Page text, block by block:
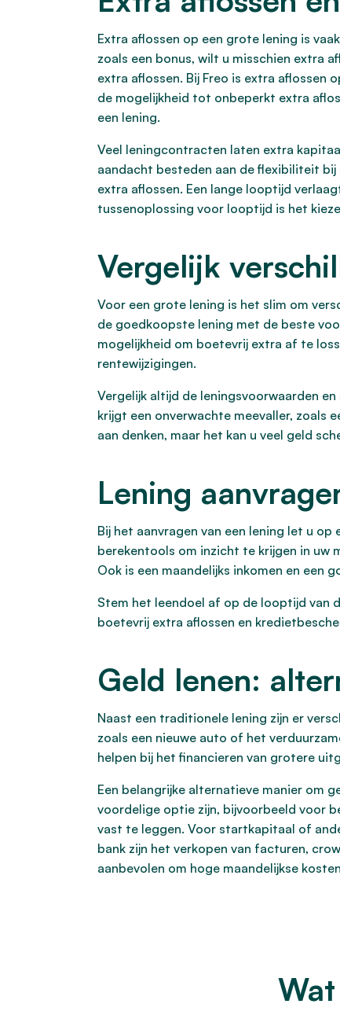
Extra aflossen op een grote lening is
zoals een bonus, wilt u misschien extra
extra aflossen. Bij Freo is extra aflossen
de mogelijkheid tot onbeperkt extra
een lening.
Veel leningcontracten laten extra
aandacht besteden aan de flexibiliteit
extra aflossen. Een lange looptijd
tussenoplossing voor looptijd is het
Vergelijk
Voor een grote lening is het slim om
de goedkoopste lening met de beste
mogelijkheid om boetevrij extra af te
rentewijzigingen.
Vergelijk altijd de leningsvoorwaarden
krijgt een onverwachte meevaller, zoals
aan denken, maar het kan u veel geld
Lening
Bij het aanvragen van een lening let u
berekentools om inzicht te krijgen in uw
Ook is een maandelijks inkomen en een
Stem het leendoel af op de looptijd van
boetevrij extra aflossen en
Geld lenen:
Naast een traditionele lening zijn er
zoals een nieuwe auto of het
helpen bij het financieren van grotere
Een belangrijke alternatieve manier om
voordelige optie zijn, bijvoorbeeld voor
vast te leggen. Voor startkapitaal of
bank zijn het verkopen van facturen,
aanbevolen om hoge maandelijkse